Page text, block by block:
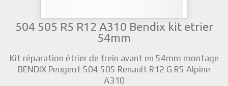
504 505 R5 R12 A310 Bendix kit etrier
54mm
Kit réparation étrier de frein avant en 54mm montage
BENDIX Peugeot 504 505 Renault R12 G R5 Alpine
A310